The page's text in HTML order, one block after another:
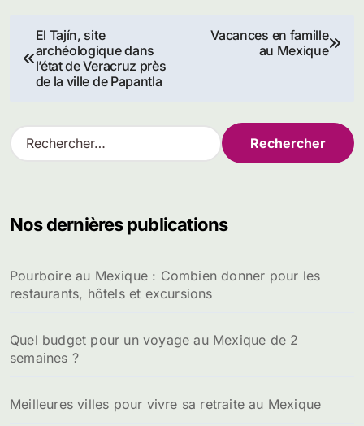
Navigation
de
El Tajín, site
archéologique dans
l’état de Veracruz près
de la ville de Papantla
Vacances en famille
au Mexique
R
e
r
e
r
Nos dernières publications
Pourboire au Mexique : Combien donner pour les
restaurants, hôtels et excursions
Quel budget pour un voyage au Mexique de 2
semaines ?
Meilleures villes pour vivre sa retraite au Mexique